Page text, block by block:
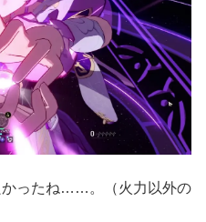
かったね……。（火力以外の